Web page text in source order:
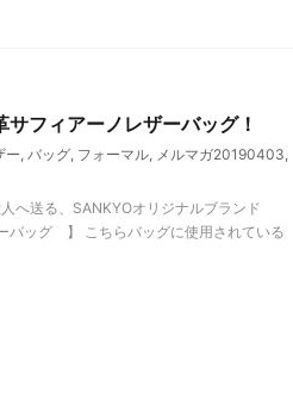
フィアーノレザーバッグ！
ー, バッグ, フォーマル, メルマガ20190403,
へ送る、SANKYOオリジナルブランド
ッグ 】 こちらバッグに使用されている